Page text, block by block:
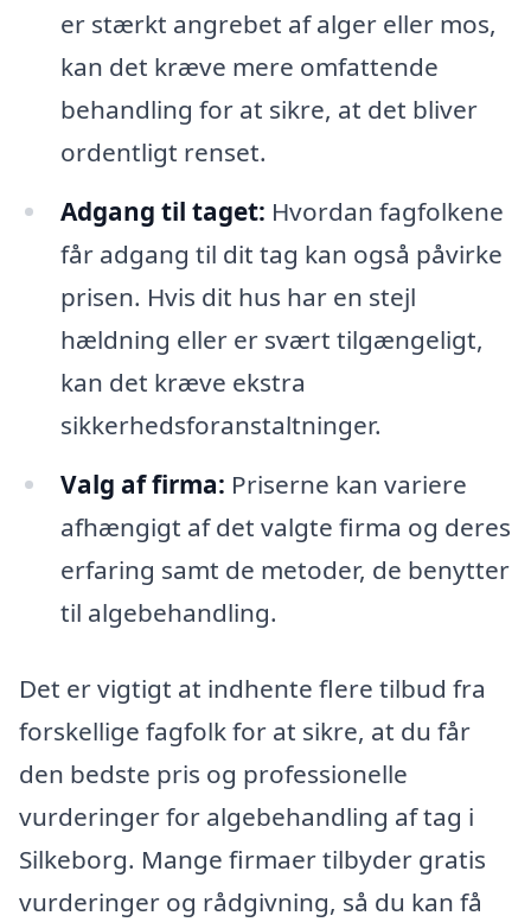
er stærkt angrebet af alger eller mos,
kan det kræve mere omfattende
behandling for at sikre, at det bliver
ordentligt renset.
Adgang til taget: Hvordan fagfolkene
får adgang til dit tag kan også påvirke
prisen. Hvis dit hus har en stejl
hældning eller er svært tilgængeligt,
kan det kræve ekstra
sikkerhedsforanstaltninger.
Valg af firma: Priserne kan variere
afhængigt af det valgte firma og deres
erfaring samt de metoder, de benytter
til algebehandling.
Det er vigtigt at indhente flere tilbud fra
forskellige fagfolk for at sikre, at du får
den bedste pris og professionelle
vurderinger for algebehandling af tag i
Silkeborg. Mange firmaer tilbyder gratis
vurderinger og rådgivning, så du kan få